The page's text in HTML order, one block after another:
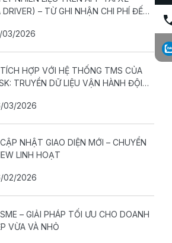
DRIVER) – TỪ GHI NHẬN CHI PHÍ ĐẾN
03/2026
HỢP VỚI HỆ THỐNG TMS CỦA
TRUYỀN DỮ LIỆU VẬN HÀNH ĐỘI
03/2026
LINH HOẠT
02/2026
– GIẢI PHÁP TỐI ƯU CHO DOANH
VỪA VÀ NHỎ